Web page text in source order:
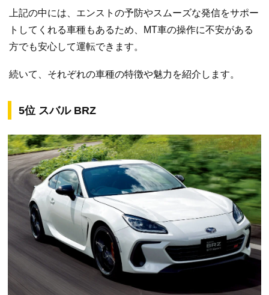
上記の中には、エンストの予防やスムーズな発信をサポー
トしてくれる車種もあるため、MT車の操作に不安がある
方でも安心して運転できます。
続いて、それぞれの車種の特徴や魅力を紹介します。
5位 スバル BRZ